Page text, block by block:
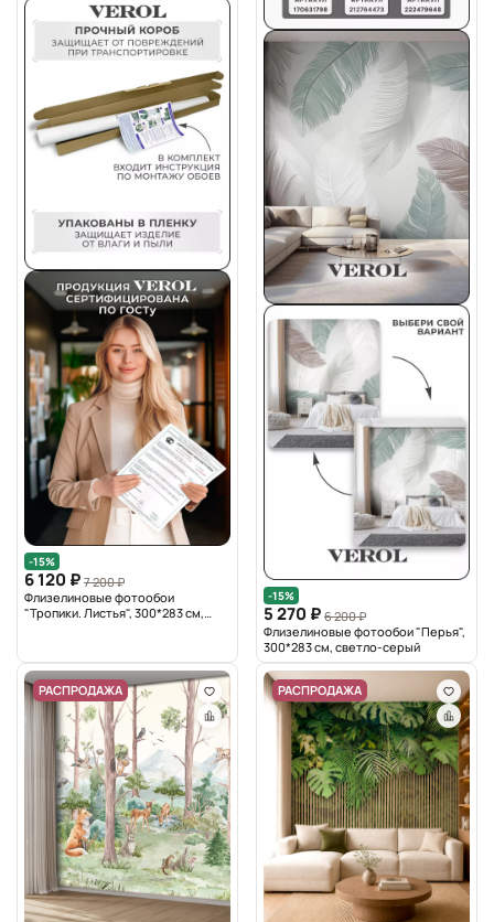
-15%
6 120 ₽ 7 200 ₽
Флизелиновые фотообои
"Тропики. Листья", 300*283 см,
-15%
5 270 ₽ 6 200 ₽
Флизелиновые фотообои "Перья",
300*283 см, светло-серый
РАСПРОДАЖА РАСПРОДАЖА